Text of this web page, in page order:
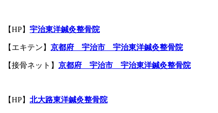
【HP】 宇治東洋鍼灸整骨院
【エキテン】 京都府 宇治市 宇治東洋鍼灸整骨院
【接骨ネット】 京都府 宇治市 宇治東洋鍼灸整骨院
【HP】 北大路東洋鍼灸整骨院